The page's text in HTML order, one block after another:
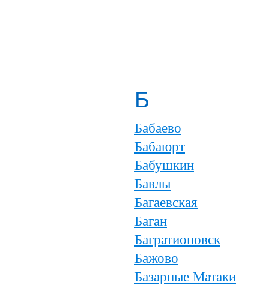
Б
Бабаево
Бабаюрт
Бабушкин
Бавлы
Багаевская
Баган
Багратионовск
Бажово
Базарные Матаки